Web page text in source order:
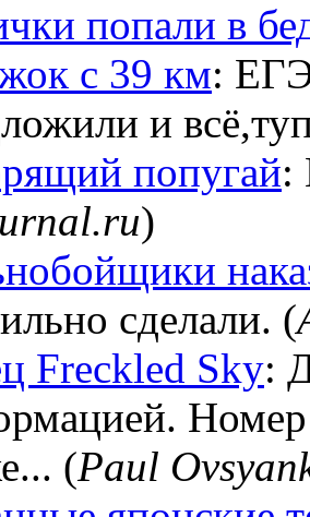
попали в
с 39 км:
и
попугай:
)
сделали. (
Freckled Sky:
(Paul